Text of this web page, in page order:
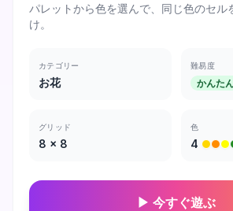
パレットから色を選んで、同じ色のセル
け。
カテゴリー
お花
難易度
かんた
グリッド
8 × 8
色
4
▶ 今すぐ遊ぶ